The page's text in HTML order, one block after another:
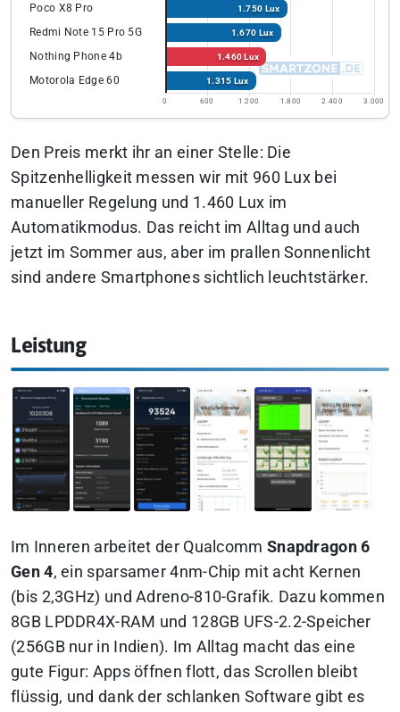
Poco X8 Pro 1.750 Lux
Redmi Note 15 Pro 5G 1.670 Lux
Nothing Phone 4b 1.460 Lux
Motorola Edge 60 1.315 Lux
0 600 1.200 1.800 2.400 3.000
Den Preis merkt ihr an einer Stelle: Die
Spitzenhelligkeit messen wir mit 960 Lux bei
manueller Regelung und 1.460 Lux im
Automatikmodus. Das reicht im Alltag und auch
jetzt im Sommer aus, aber im prallen Sonnenlicht
sind andere Smartphones sichtlich leuchtstärker.
Leistung
Im Inneren arbeitet der Qualcomm Snapdragon 6
Gen 4, ein sparsamer 4nm-Chip mit acht Kernen
(bis 2,3GHz) und Adreno-810-Grafik. Dazu kommen
8GB LPDDR4X-RAM und 128GB UFS-2.2-Speicher
(256GB nur in Indien). Im Alltag macht das eine
gute Figur: Apps öffnen flott, das Scrollen bleibt
flüssig, und dank der schlanken Software gibt es